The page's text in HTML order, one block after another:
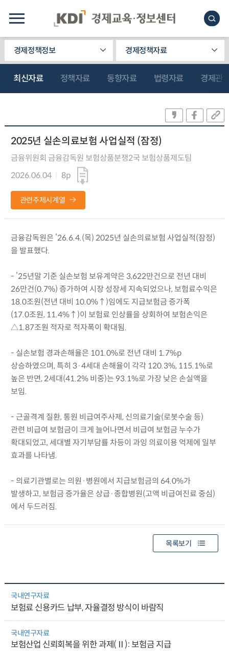
경제정책정보 경제정책자료
최신자료 정책자료 동향자료 법령자료 경제관
2025년 실손의료보험 사업실적 (잠정)
금융위원회 금융감독원 보험상품분쟁2국 보험상품제도팀
2026.06.04
8p
관련주제시계열
금융감독원은 ’26.6.4.(목) 2025년 실손의료보험 사업실적(잠정)
을 발표했다.
- ’25년말 기준 실손보험 보유계약은 3,622만건으로 전년 대비
26만건(0.7%) 증가하여 시장 성장세 지속되었으나, 보험료수익은
18.0조원(전년 대비 10.0%↑)임에도 지급보험금 증가폭
(17.0조원, 11.4%↑)이 보험료 인상률을 상회하여 보험손익은
△1.87조원 적자로 적자폭이 확대됨.
- 실손보험 경과손해율은 101.0%로 전년 대비 1.7%p
상승하였으며, 특히 3·4세대 손해율이 각각 120.3%, 115.1%로
높은 반면, 2세대(41.2% 비중)는 93.1%로 가장 낮은 손실액을
보임.
- 근골격계 질환, 통원 비급여주사제, 신의료기술(로봇수술 등)
관련 비급여 보험금이 크게 늘어나면서 비급여 보험금 누수가
확대되었고, 세대별 자기부담률 차등이 과잉 의료이용 억제에 일부
효과를 나타냄.
- 의료기관별로는 의원·병원에서 지급보험금의 64.0%가
발생하고, 보험금 증가율은 상급·종합병원(고액 비급여진료 중심)
에서 두드러짐.
목록보기
국내연구자료
보험료 신용카드 납부, 자율결정 방식이 바람직
국내연구자료
보험산업 신뢰회복을 위한 과제(Ⅱ): 보험금 지급